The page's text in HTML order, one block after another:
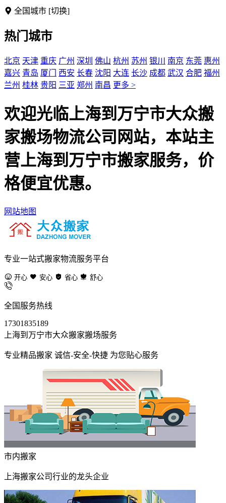
全国城市 [切换]
热门城市
北京 天津 重庆 广州 深圳 佛山 杭州 苏州 银川 南京 东莞 惠州
嘉兴 青岛 厦门 西安 长春 沈阳 大连 长沙 成都 武汉 合肥 福州
兰州 桂林 贵阳 三亚 郑州 南昌 更多 >
欢迎光临上海到万宁市大众搬
家搬场物流公司网站，本站主
营上海到万宁市搬家服务，价
格便宜优惠。
网站地图
专业一站式搬家物流服务平台
开心 安心 省心 舒心
全国服务热线
17301835189
上海到万宁市大众搬家搬场服务
专业精品搬家 诚信-安全-快捷 为您贴心服务
市内搬家
上海搬家公司行业的龙头企业